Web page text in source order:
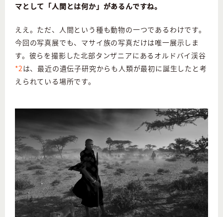
マとして「人間とは何か」があるんですね。
ええ。ただ、人間という種も動物の一つであるわけです。
今回の写真展でも、マサイ族の写真だけは唯一展示しま
す。彼らを撮影した北部タンザニアにあるオルドバイ渓谷
*2は、最近の遺伝子研究からも人類が最初に誕生したと考
えられている場所です。